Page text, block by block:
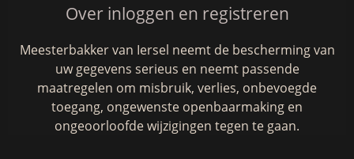
Over inloggen en registreren
Meesterbakker van Iersel neemt de bescherming van
uw gegevens serieus en neemt passende
maatregelen om misbruik, verlies, onbevoegde
toegang, ongewenste openbaarmaking en
ongeoorloofde wijzigingen tegen te gaan.